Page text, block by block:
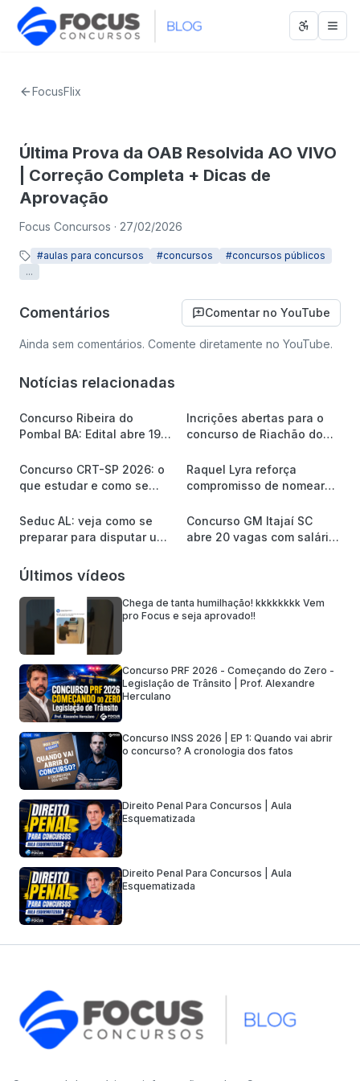
Abrir
FocusFlix
Última Prova da OAB Resolvida AO VIVO
| Correção Completa + Dicas de
Aprovação
Focus Concursos · 27/02/2026
#aulas para concursos #concursos #concursos públicos
...
Comentários Comentar no YouTube
Ainda sem comentários. Comente diretamente no YouTube.
Notícias relacionadas
Concurso Ribeira do
Pombal BA: Edital abre 19
Incrições abertas para o
concurso de Riachão do
Concurso CRT-SP 2026: o
que estudar e como se
Quadrix?
Raquel Lyra reforça
compromisso de nomear
Seduc AL: veja como se
preparar para disputar uma
Concurso GM Itajaí SC
abre 20 vagas com salário
Últimos vídeos
Chega de tanta humilhação! kkkkkkkk Vem
pro Focus e seja aprovado!!
Concurso PRF 2026 - Começando do Zero -
Legislação de Trânsito | Prof. Alexandre
Herculano
Concurso INSS 2026 | EP 1: Quando vai abrir
o concurso? A cronologia dos fatos
Direito Penal Para Concursos | Aula
Esquematizada
Direito Penal Para Concursos | Aula
Esquematizada